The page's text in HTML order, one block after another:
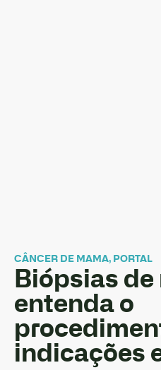
CÂNCER DE MAMA, PORTAL
Biópsias de
entenda o
indicações